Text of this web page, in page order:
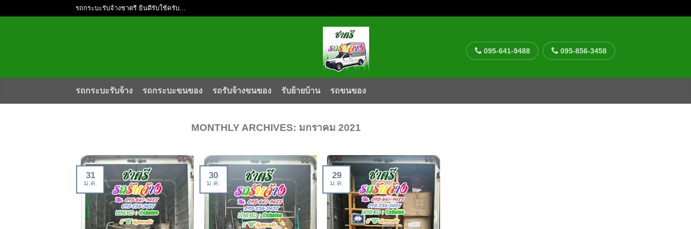
รถกระบะรับจ้างชาตรี ยินดีรับใช้ครับ...
095-641-9488 095-856-3458
รถกระบะรับจ้าง รถกระบะขนของ รถรับจ้างขนของ รับย้ายบ้าน รถขนของ
MONTHLY ARCHIVES: มกราคม 2021
31
ม.ค.
30
ม.ค.
29
ม.ค.